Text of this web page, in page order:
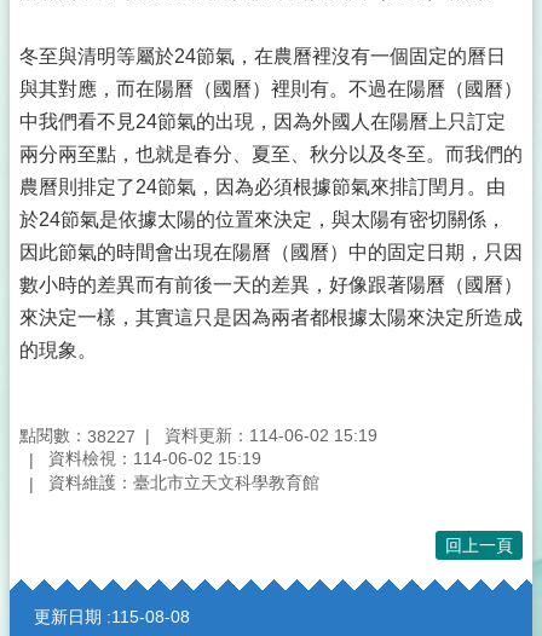
冬至與清明等屬於24節氣，在農曆裡沒有一個固定的曆日
與其對應，而在陽曆（國曆）裡則有。不過在陽曆（國曆）
中我們看不見24節氣的出現，因為外國人在陽曆上只訂定
兩分兩至點，也就是春分、夏至、秋分以及冬至。而我們的
農曆則排定了24節氣，因為必須根據節氣來排訂閏月。由
於24節氣是依據太陽的位置來決定，與太陽有密切關係，
因此節氣的時間會出現在陽曆（國曆）中的固定日期，只因
數小時的差異而有前後一天的差異，好像跟著陽曆（國曆）
來決定一樣，其實這只是因為兩者都根據太陽來決定所造成
的現象。
點閱數： 38227
資料更新：114-06-02 15:19
資料檢視：114-06-02 15:19
資料維護：臺北市立天文科學教育館
回上一頁
:::
更新日期 115-08-08